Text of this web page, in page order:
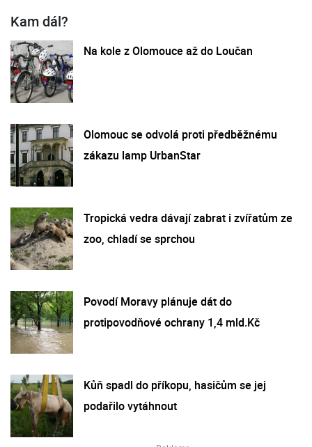
Kam dál?
Na kole z Olomouce až do Loučan
Olomouc se odvolá proti předběžnému
zákazu lamp UrbanStar
Tropická vedra dávají zabrat i zvířatům ze
zoo, chladí se sprchou
Povodí Moravy plánuje dát do
protipovodňové ochrany 1,4 mld.Kč
Kůň spadl do příkopu, hasičům se jej
podařilo vytáhnout